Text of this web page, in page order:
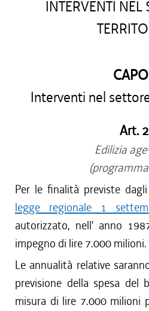
INTERVENTI NEL
Interventi nel
Art. 2
Edilizia
Per le finalità previste
legge regionale 1
autorizzato, nell' anno
impegno di lire 7.000 milioni.
Le annualità relative
previsione della spesa del
misura di lire 7.000 milioni